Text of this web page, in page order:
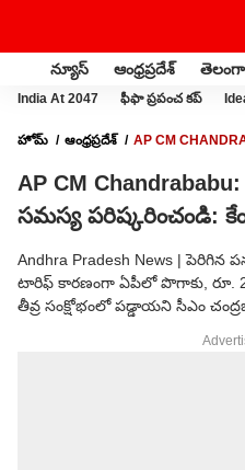
న్యూస్ ఆంధ్రప్రదేశ్
India At 2047 ఫీఫా ప్రపంచ కప్
హోమ్ ఆంధ్రప్రదేశ్
AP CM
AP CM
సమస్య పరిష్కరించండి:
Andhra Pradesh News | పెరిగిన
టారిఫ్ కారణంగా ఏపీలో పొగాకు, రూ.
తీవ్ర సంక్షోభంలో పడ్డాయని సీఎం